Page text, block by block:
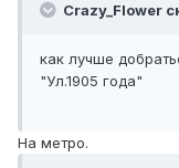
Crazy_Flower
как лучше
"Ул.1905 года"
На метро.